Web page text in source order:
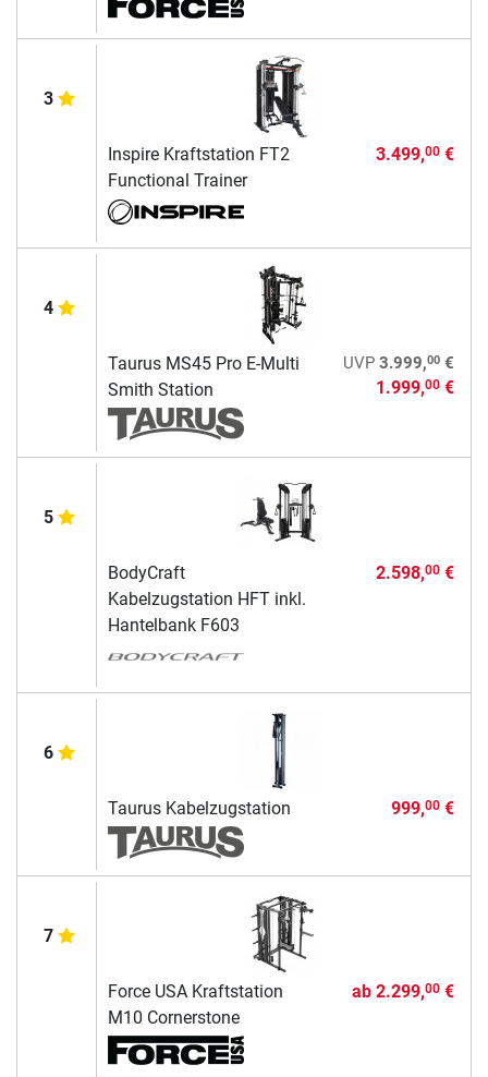
3
Inspire Kraftstation FT2
Functional Trainer
3.499,00€
4
Taurus MS45 Pro E-Multi
Smith Station
UVP 3.999,00€
1.999,00€
5
BodyCraft
Kabelzugstation HFT inkl.
Hantelbank F603
2.598,00€
6
Taurus Kabelzugstation 999,00€
7
Force USA Kraftstation
M10 Cornerstone
ab 2.299,00€